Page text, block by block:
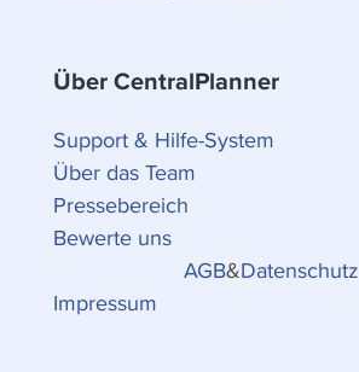
Über CentralPlanner
Support & Hilfe-System
Über das Team
Pressebereich
Bewerte uns
AGB&Datenschutz
Impressum